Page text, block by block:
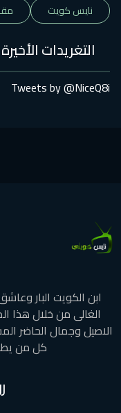
نايس كويت
التغريدات الأخيرة
Tweets by @NiceQ8i
ابن الكويت البار
الغالى من خلال هذا
الاصيل وجمال الحاضر
كل من